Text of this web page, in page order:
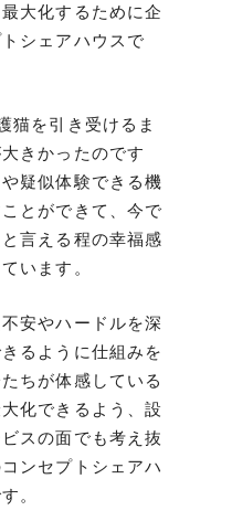
大化するために企
シェアハウスで
猫を引き受けるま
きかったのです
疑似体験できる機
とができて、今で
言える程の幸福感
います。
安やハードルを深
るように仕組みを
ちが体感している
化できるよう、設
スの面でも考え抜
ンセプトシェアハ
。